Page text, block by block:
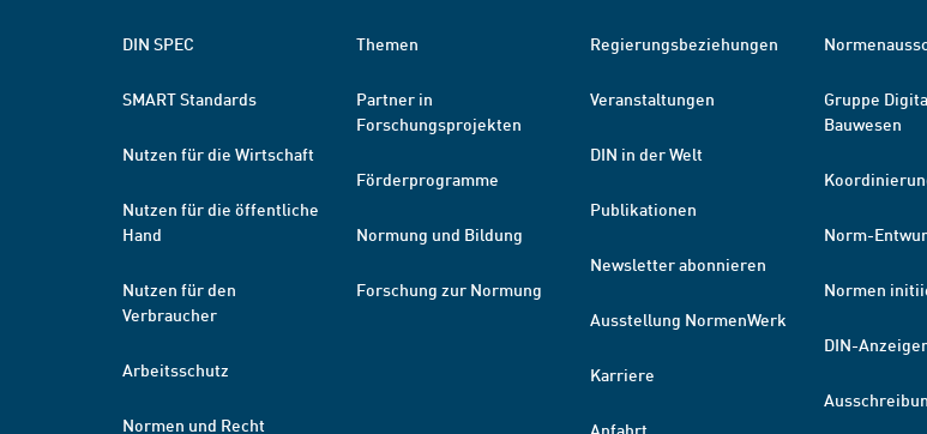
DIN SPEC
SMART Standards
Nutzen für die Wirtschaft
Nutzen für die öffentliche
Hand
Nutzen für den
Verbraucher
Arbeitsschutz
Normen und Recht
Themen
Partner in
Forschungsprojekten
Förderprogramme
Normung und Bildung
Forschung zur Normung
Regierungsbeziehungen
Veranstaltungen
DIN in der Welt
Publikationen
Newsletter abonnieren
Ausstellung NormenWerk
Karriere
Anfahrt
Gruppe
Bauwesen
Norm-
Normen
DIN-Anzeiger